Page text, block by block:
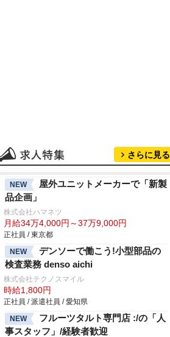
さらに見る
NEW
屋外ユニットメーカーで「新製
品企画」
株式会社ハマネツ
月給34万4,000円～37万9,000円
正社員 / 東京都
NEW
デンソーで働こう!小型部品の
検査業務 denso aichi
株式会社テクノスマイル
時給1,800円
正社員 / 派遣社員 / 愛知県
NEW
フルーツタルト専門店 :/の「人
事スタッフ」/経験者歓迎